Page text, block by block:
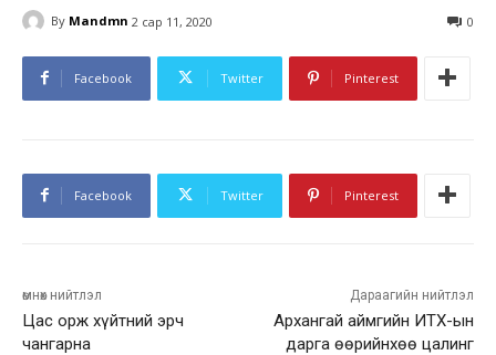
By Mandmn 2 сар 11, 2020 0
Facebook Twitter Pinterest
Facebook Twitter Pinterest
өмнөх нийтлэл
Цас орж хүйтний эрч
чангарна
Дараагийн нийтлэл
Архангай аймгийн ИТХ-ын
дарга өөрийнхөө цалинг